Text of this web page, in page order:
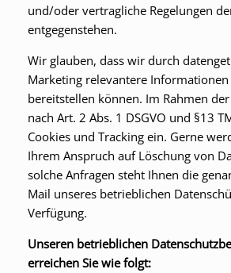
und/oder vertragliche Regelungen
entgegenstehen.
Wir glauben, dass wir durch
Marketing relevantere
bereitstellen können. Im Rahmen
nach Art. 2 Abs. 1 DSGVO und §13
Cookies und Tracking ein. Gerne
Ihrem Anspruch auf Löschung von
solche Anfragen steht Ihnen die
Mail unseres betrieblichen
Verfügung.
Unseren betrieblichen
erreichen Sie wie folgt: